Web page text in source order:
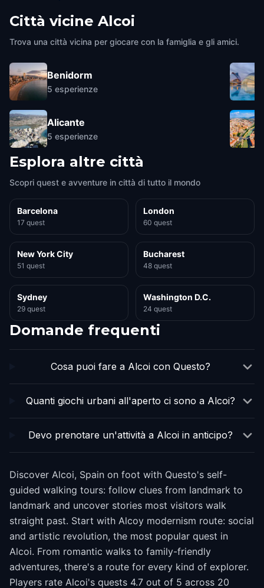
Città vicine Alcoi
Trova una città vicina per giocare con la famiglia e gli amici.
Benidorm
5 esperienze
Alicante
5 esperienze
Esplora altre città
Scopri quest e avventure in città di tutto il mondo
Barcelona
17 quest
London
60 quest
New York City
51 quest
Bucharest
48 quest
Sydney
29 quest
Washington D.C.
24 quest
Domande frequenti
Cosa puoi fare a Alcoi con Questo?
Quanti giochi urbani all'aperto ci sono a Alcoi?
Devo prenotare un'attività a Alcoi in anticipo?
Discover Alcoi, Spain on foot with Questo's self-
guided walking tours: follow clues from landmark to
landmark and uncover stories most visitors walk
straight past. Start with Alcoy modernism route: social
and artistic revolution, the most popular quest in
Alcoi. From romantic walks to family-friendly
adventures, there's a route for every kind of explorer.
Players rate Alcoi's quests 4.7 out of 5 across 20